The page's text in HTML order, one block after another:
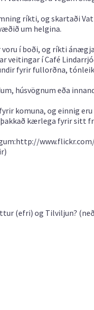
ríkti, og skartaði
um helgina.
í boði, og ríkti
veitingar í Café
fyrir fullorðna,
húsvögnum eða
komuna, og einnig
kærlega fyrir sitt
(efri) og Tilviljun?